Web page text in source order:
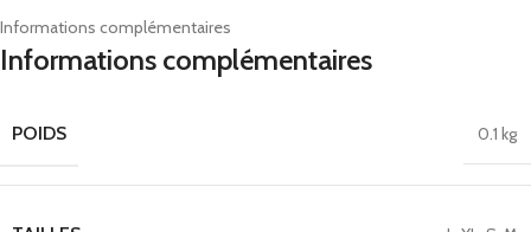
Informations complémentaires
Informations complémentaires
POIDS 0.1 kg